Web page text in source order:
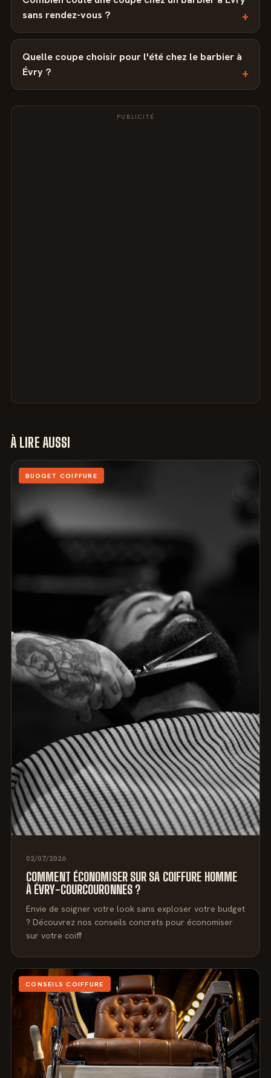
sans rendez-vous ?
Quelle coupe choisir pour l'été chez le barbier à
Évry ?
PUBLICITÉ
À LIRE AUSSI
BUDGET COIFFURE
02/07/2026
COMMENT ÉCONOMISER SUR SA COIFFURE HOMME
À ÉVRY-COURCOURONNES ?
Envie de soigner votre look sans exploser votre budget
? Découvrez nos conseils concrets pour économiser
sur votre coiff
CONSEILS COIFFURE